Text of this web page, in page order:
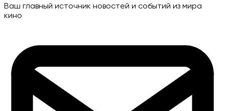
Ваш главный источник новостей и событий из мира
кино